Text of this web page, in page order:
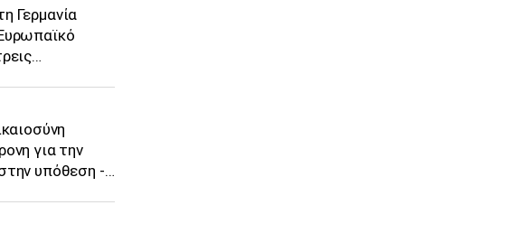
Γερμανία
για την
υπόθεση -